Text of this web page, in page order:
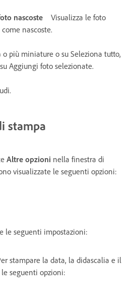
nascoste
Visualizza le foto
nascoste.
o più miniature o su Seleziona tutto,
Aggiungi foto selezionate.
stampa
Altre opzioni nella finestra di
visualizzate le seguenti opzioni:
le seguenti impostazioni:
stampare la data, la didascalia e il
seguenti opzioni: